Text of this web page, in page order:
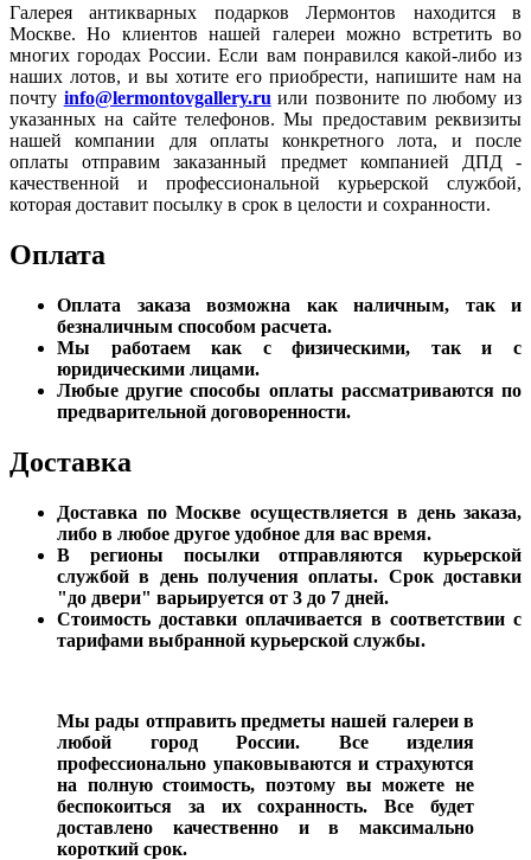
Галерея антикварных подарков Лермонтов находится в
Москве. Но клиентов нашей галереи можно встретить во
многих городах России. Если вам понравился какой-либо из
наших лотов, и вы хотите его приобрести, напишите нам на
почту info@lermontovgallery.ru или позвоните по любому из
указанных на сайте телефонов. Мы предоставим реквизиты
нашей компании для оплаты конкретного лота, и после
оплаты отправим заказанный предмет компанией ДПД -
качественной и профессиональной курьерской службой,
которая доставит посылку в срок в целости и сохранности.
Оплата
Оплата заказа возможна как наличным, так и
безналичным способом расчета.
Мы работаем как с физическими, так и с
юридическими лицами.
Любые другие способы оплаты рассматриваются по
предварительной договоренности.
Доставка
Доставка по Москве осуществляется в день заказа,
либо в любое другое удобное для вас время.
В регионы посылки отправляются курьерской
службой в день получения оплаты. Срок доставки
"до двери" варьируется от 3 до 7 дней.
Стоимость доставки оплачивается в соответствии с
тарифами выбранной курьерской службы.
Мы рады отправить предметы нашей галереи в
любой город России. Все изделия
профессионально упаковываются и страхуются
на полную стоимость, поэтому вы можете не
беспокоиться за их сохранность. Все будет
доставлено качественно и в максимально
короткий срок.